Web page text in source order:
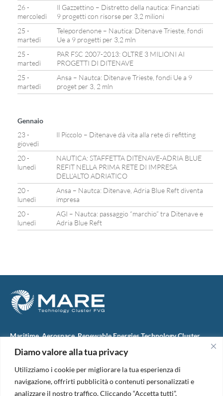
Diamo valore alla tua privacy
Utilizziamo i cookie per migliorare la tua esperienza di
navigazione, offrirti pubblicità o contenuti personalizzati e
analizzare il nostro traffico. Cliccando “Accetta tutti”,
26 -
mercoledì
Il Gazzettino – Distretto della nautica: Finanziati
9 progetti con risorse per 3,2 milioni
25 -
martedì
Telepordenone – Nautica: Ditenave Trieste, fondi
Ue a 9 progetti per 3,2 mln
25 -
martedì
PAR FSC 2007-2013: OLTRE 3 MILIONI AI
PROGETTI DI DITENAVE
25 -
martedì
Ansa – Nautca: Ditenave Trieste, fondi Ue a 9
proget per 3, 2 mln
Gennaio
23 -
giovedì
Il Piccolo – Ditenave dà vita alla rete di refitting
20 -
lunedì
NAUTICA: STAFFETTA DITENAVE-ADRIA BLUE
REFIT NELLA PRIMA RETE DI IMPRESA
DELL’ALTO ADRIATICO
20 -
lunedì
Ansa – Nautca: Ditenave, Adria Blue Reft diventa
impresa
20 -
lunedì
AGI – Nautca: passaggio “marchio” tra Ditenave e
Adria Blue Reft
Maritime, Aerospace, Renewable Energies Technology Cluster
M.A.R.E. TC FVG S.c.ar.l.
34074 Monfalcone (Italy)
tel. +39 0481 723440
Codice Fiscale e Partita Iva: 01138620313